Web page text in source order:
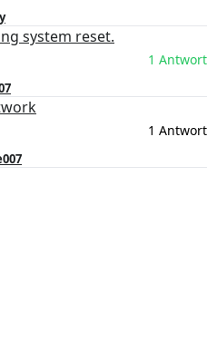
system reset.
1 Antwort
1 Antwort